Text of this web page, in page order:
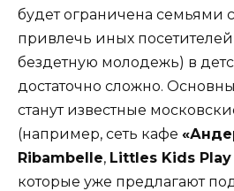
будет ограничена семьями
привлечь иных
бездетную молодежь) в
достаточно сложно​.
станут известные
(например, сеть кафе
Ribambelle, Littles Kids Play
которые уже предлагают